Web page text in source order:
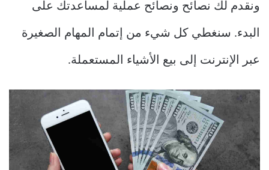
ونقدم لك نصائح ونصائح عملية لمساعدتك على
البدء. سنغطي كل شيء من إتمام المهام الصغيرة
عبر الإنترنت إلى بيع الأشياء المستعملة.